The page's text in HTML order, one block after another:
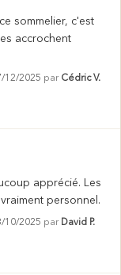
sommelier, c'est
accrochent
12/2025 par Cédric V.
apprécié. Les
personnel.
10/2025 par David P.